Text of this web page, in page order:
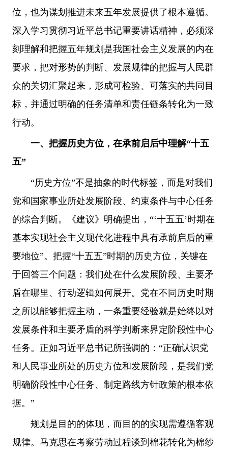
位，也为谋划推进未来五年发展提供了根本遵循。
深入学习贯彻习近平总书记重要讲话精神，必须深
刻理解和把握五年规划是我国社会主义发展的内在
要求，把对形势的判断、发展规律的把握与人民群
众的关切汇聚起来，形成可检验、可落实的共同目
标，并通过明确的任务清单和责任链条转化为一致
行动。
一、把握历史方位，在承前启后中理解“十五
五”
“历史方位”不是抽象的时代标签，而是对我们
党和国家事业所处发展阶段、约束条件与中心任务
的综合判断。《建议》明确提出，“‘十五五’时期在
基本实现社会主义现代化进程中具有承前启后的重
要地位”。把握“十五五”时期的历史方位，关键在
于回答三个问题：我们处在什么发展阶段、主要矛
盾在哪里、行动逻辑如何展开。党在不同历史时期
之所以能够把握主动，一条重要经验就是始终以对
发展条件和主要矛盾的科学判断来界定阶段性中心
任务。正如习近平总书记所强调的：“正确认识党
和人民事业所处的历史方位和发展阶段，是我们党
明确阶段性中心任务、制定路线方针政策的根本依
据。”
规划是目的的体现，而目的的实现需遵循客观
规律。马克思在考察劳动过程谈到棉花转化为棉纱